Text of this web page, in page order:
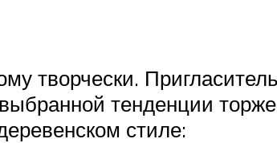
творчески.
тенденции
стиле: